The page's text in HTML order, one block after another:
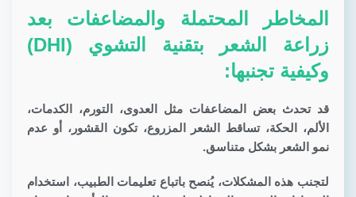
المخاطر المحتملة والمضاعفات بعد
زراعة الشعر بتقنية التشوي (DHI)
وكيفية تجنبها:
قد تحدث بعض المضاعفات مثل العدوى، التورم، الكدمات،
الألم، الحكة، تساقط الشعر المزروع، تكون القشور، أو عدم
نمو الشعر بشكل متناسق.
لتجنب هذه المشكلات، يُنصح باتباع تعليمات الطبيب، استخدام